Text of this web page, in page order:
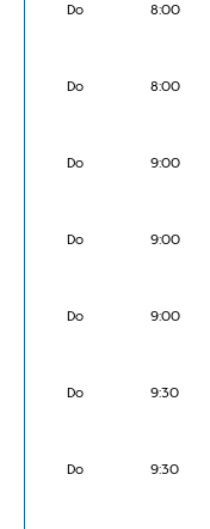
Do 8:00
Do 8:00
Do 9:00
Do 9:00
Do 9:00
Do 9:30
Do 9:30